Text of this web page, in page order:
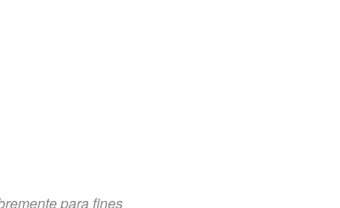
para fines